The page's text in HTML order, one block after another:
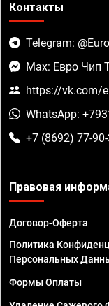
Контакты
Telegram:
Max: Евро Чип
https://vk.com/
WhatsApp:
+7 (8692) 77-
Правовая
Договор-Оферта
Политика
Персональных
Формы Оплаты